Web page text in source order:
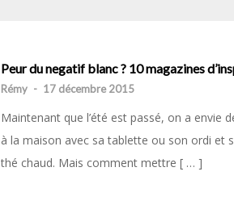
Peur du negatif blanc ? 10 magazines
Rémy - 17 décembre 2015
Maintenant que l’été est passé, on a envie
à la maison avec sa tablette ou son ordi et
thé chaud. Mais comment mettre [ … ]